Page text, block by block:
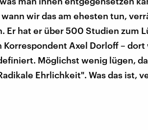
wir das am ehesten tun,
Er hat er über 500 Studien zum
Axel Dorloff – dort
Möglichst wenig lügen,
Ehrlichkeit". Was das ist,